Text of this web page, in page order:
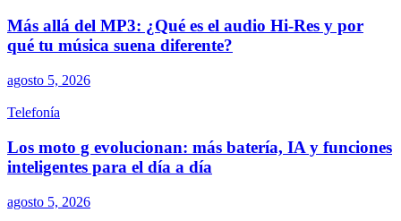
Más allá del MP3: ¿Qué es el audio Hi-Res y por
qué tu música suena diferente?
agosto 5, 2026
Telefonía
Los moto g evolucionan: más batería, IA y funciones
inteligentes para el día a día
agosto 5, 2026